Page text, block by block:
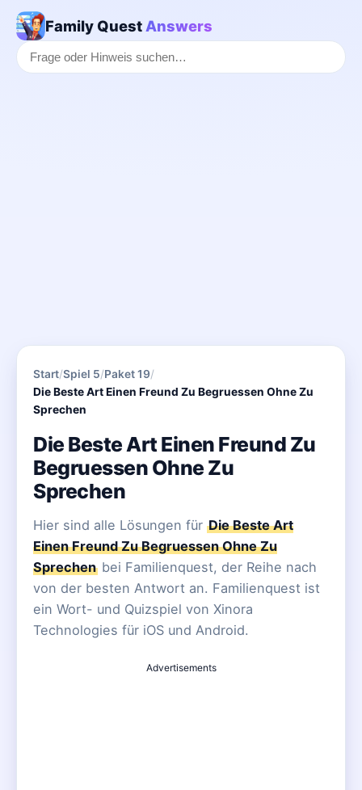
Family Quest Answers
Start/Spiel 5/Paket 19/
Die Beste Art Einen Freund Zu Begruessen Ohne Zu
Sprechen
Die Beste Art Einen Freund Zu
Begruessen Ohne Zu
Sprechen
Hier sind alle Lösungen für Die Beste Art
Einen Freund Zu Begruessen Ohne Zu
Sprechen bei Familienquest, der Reihe nach
von der besten Antwort an. Familienquest ist
ein Wort- und Quizspiel von Xinora
Technologies für iOS und Android.
Advertisements